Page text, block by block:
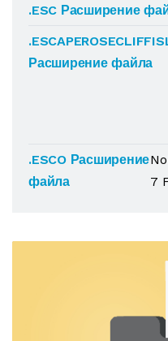
.ESC Расширение
Расширение файла
.ESCO Расширение
файла
7